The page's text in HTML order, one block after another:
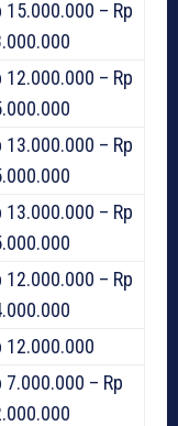
15.000.000 – Rp
12.000.000 – Rp
13.000.000 – Rp
13.000.000 – Rp
12.000.000 – Rp
12.000.000
7.000.000 – Rp